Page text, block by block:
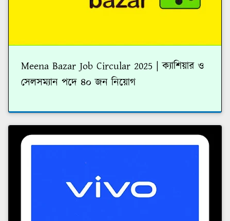
Meena Bazar Job Circular 2025 | ক্যাশিয়ার ও
সেলসম্যান পদে ৪০ জন নিয়োগ